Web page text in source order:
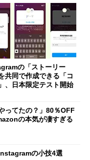
の「ストーリー
共同で作成できる「コ
、日本限定テスト開始
ってたの？」80％OFF
の本気が凄すぎる
の小技4選